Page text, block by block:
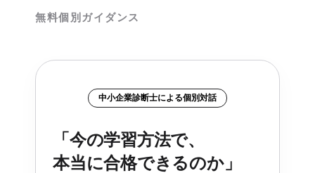
無料個別ガイダンス
中小企業診断士による個別対話
「今の学習方法で、
本当に合格できるのか」